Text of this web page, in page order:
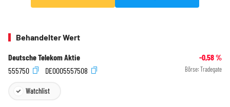
Behandelter Wert
Deutsche Telekom Aktie -0,58%
555750
DE0005557508 Börse: Tradegate
Watchlist